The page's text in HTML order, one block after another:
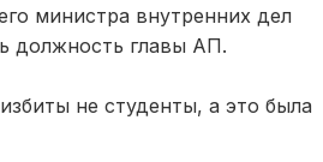
министра внутренних дел
должность главы АП.
не студенты, а это была